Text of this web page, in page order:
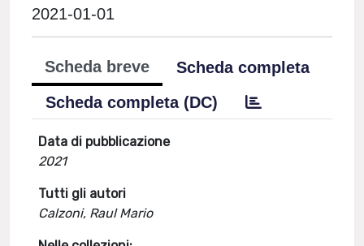
2021-01-01
Scheda breve
Scheda completa
Scheda completa (DC)
Data di pubblicazione
2021
Tutti gli autori
Calzoni, Raul Mario